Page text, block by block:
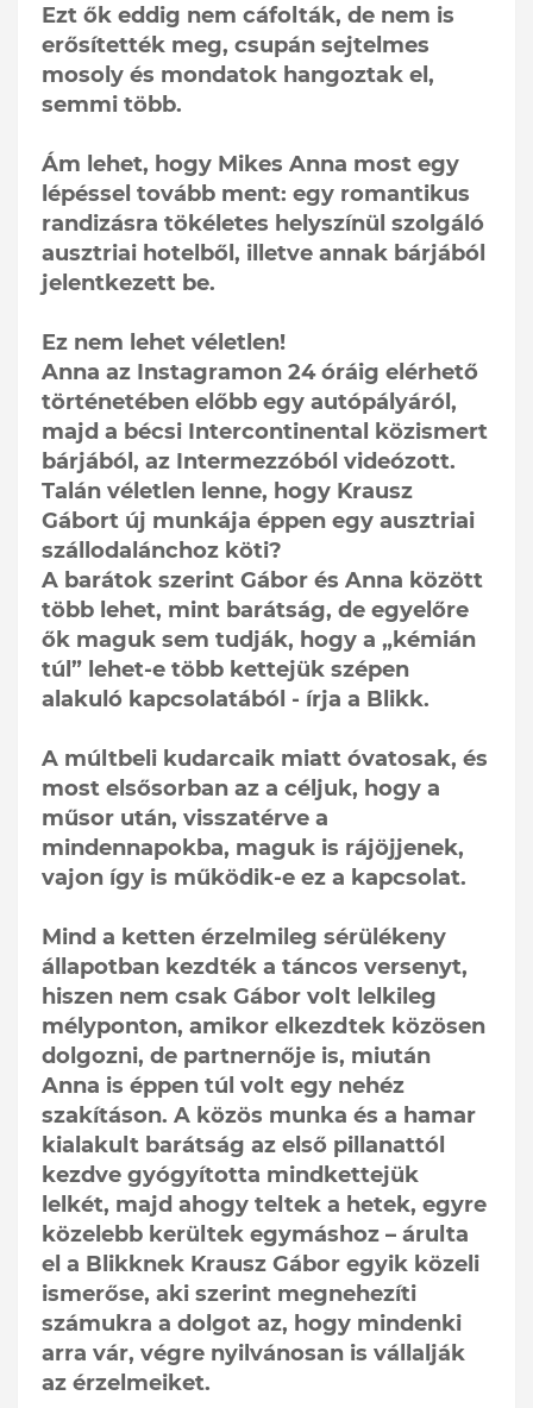
Ezt ők eddig nem cáfolták, de nem is
erősítették meg, csupán sejtelmes
mosoly és mondatok hangoztak el,
semmi több.
Ám lehet, hogy Mikes Anna most egy
lépéssel tovább ment: egy romantikus
randizásra tökéletes helyszínül szolgáló
ausztriai hotelből, illetve annak bárjából
jelentkezett be.
Ez nem lehet véletlen!
Anna az Instagramon 24 óráig elérhető
történetében előbb egy autópályáról,
majd a bécsi Intercontinental közismert
bárjából, az Intermezzóból videózott.
Talán véletlen lenne, hogy Krausz
Gábort új munkája éppen egy ausztriai
szállodalánchoz köti?
A barátok szerint Gábor és Anna között
több lehet, mint barátság, de egyelőre
ők maguk sem tudják, hogy a „kémián
túl” lehet-e több kettejük szépen
alakuló kapcsolatából - írja a Blikk.
A múltbeli kudarcaik miatt óvatosak, és
most elsősorban az a céljuk, hogy a
műsor után, visszatérve a
mindennapokba, maguk is rájöjjenek,
vajon így is működik-e ez a kapcsolat.
Mind a ketten érzelmileg sérülékeny
állapotban kezdték a táncos versenyt,
hiszen nem csak Gábor volt lelkileg
mélyponton, amikor elkezdtek közösen
dolgozni, de partnernője is, miután
Anna is éppen túl volt egy nehéz
szakításon. A közös munka és a hamar
kialakult barátság az első pillanattól
kezdve gyógyította mindkettejük
lelkét, majd ahogy teltek a hetek, egyre
közelebb kerültek egymáshoz – árulta
el a Blikknek Krausz Gábor egyik közeli
ismerőse, aki szerint megnehezíti
számukra a dolgot az, hogy mindenki
arra vár, végre nyilvánosan is vállalják
az érzelmeiket.